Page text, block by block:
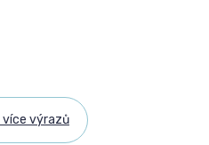
výrazů